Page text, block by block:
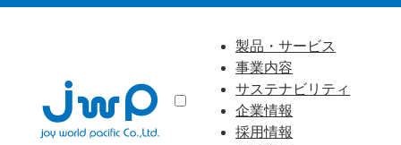
製品・サービス
事業内容
サステナビリティ
企業情報
採用情報